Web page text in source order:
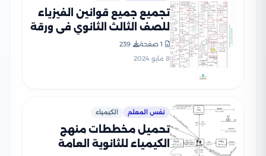
تجميع جميع قوانين الفيزياء
للصف الثالث الثانوي في ورقة
واحدة
1 صفحة
239
8 مايو 2024
نفس المعلم الكيمياء
تحميل مخططات منهج
الكيمياء للثانوية العامة